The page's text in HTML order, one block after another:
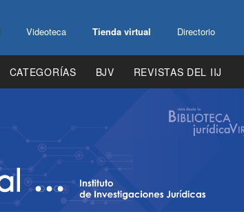
Videoteca Tienda virtual Directorio
CATEGORÍAS BJV REVISTAS DEL IIJ